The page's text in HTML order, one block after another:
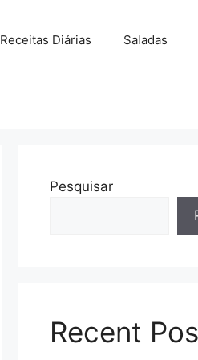
Receitas Diárias Saladas
Pesquisar
Recent